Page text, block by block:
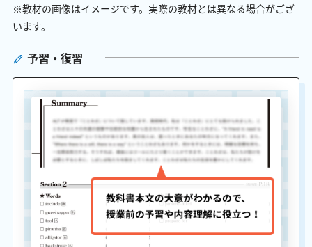
※教材の画像はイメージです。実際の教材とは異なる場合がござ
います。
予習・復習